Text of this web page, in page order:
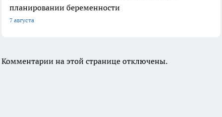
планировании беременности
7 августа
Комментарии на этой странице отключены.